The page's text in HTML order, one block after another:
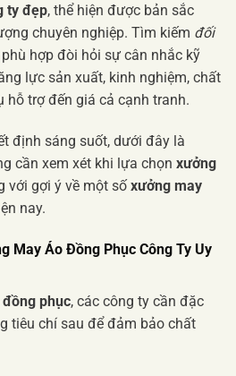
ty đẹp, thể hiện được bản sắc
chuyên nghiệp. Tìm kiếm đối
hợp đòi hỏi sự cân nhắc kỹ
lực sản xuất, kinh nghiệm, chất
hỗ trợ đến giá cả cạnh tranh.
định sáng suốt, dưới đây là
cần xem xét khi lựa chọn xưởng
với gợi ý về một sốxưởng may
nay.
May Áo Đồng Phục Công Ty Uy
phục, các công ty cần đặc
tiêu chí sau để đảm bảo chất